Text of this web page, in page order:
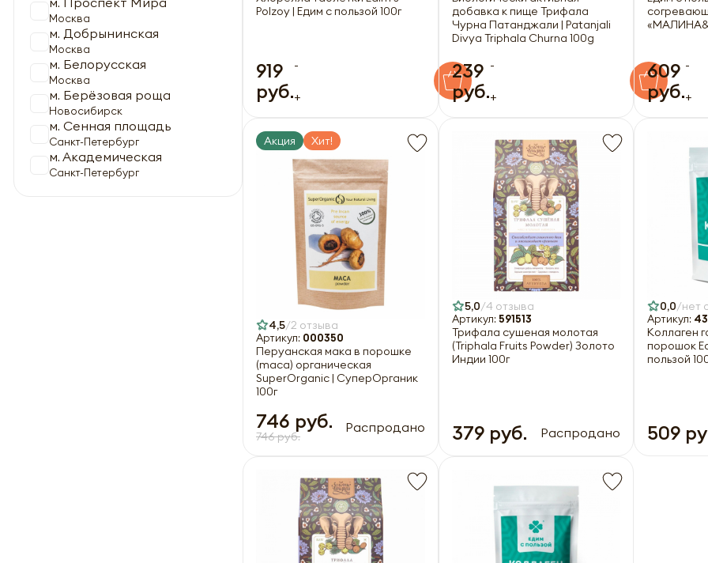
Москва
м. Добрынинская
Москва
м. Белорусская
Москва
м. Берёзовая роща
Новосибирск
м. Сенная площадь
Санкт-Петербург
м. Академическая
Санкт-Петербург
Polzoy | Едим с пользой 100г
919
руб.
-
+
добавка к пище Трифала
Чурна Патанджали | Patanjali
Divya Triphala Churna 100g
239
руб.
-
+
609
руб.
-
+
Акция Хит!
4,5 2 отзыва
Артикул: 000350
Перуанская мака в порошке
(maca) органическая
SuperOrganic | СуперОрганик
100г
746 руб.
746 руб.
Распродано
5,0 4 отзыва
Артикул: 591513
Трифала сушеная молотая
(Triphala Fruits Powder) Золото
Индии 100г
379 руб. Распродано
0,0 нет
Артикул:
Коллаген
порошок
пользой
509